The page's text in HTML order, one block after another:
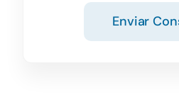
Enviar